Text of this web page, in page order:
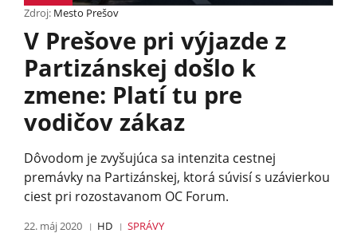
Zdroj: Mesto Prešov
V Prešove pri výjazde z
Partizánskej došlo k
zmene: Platí tu pre
vodičov zákaz
Dôvodom je zvyšujúca sa intenzita cestnej
premávky na Partizánskej, ktorá súvisí s uzávierkou
ciest pri rozostavanom OC Forum.
22. máj 2020 HD SPRÁVY